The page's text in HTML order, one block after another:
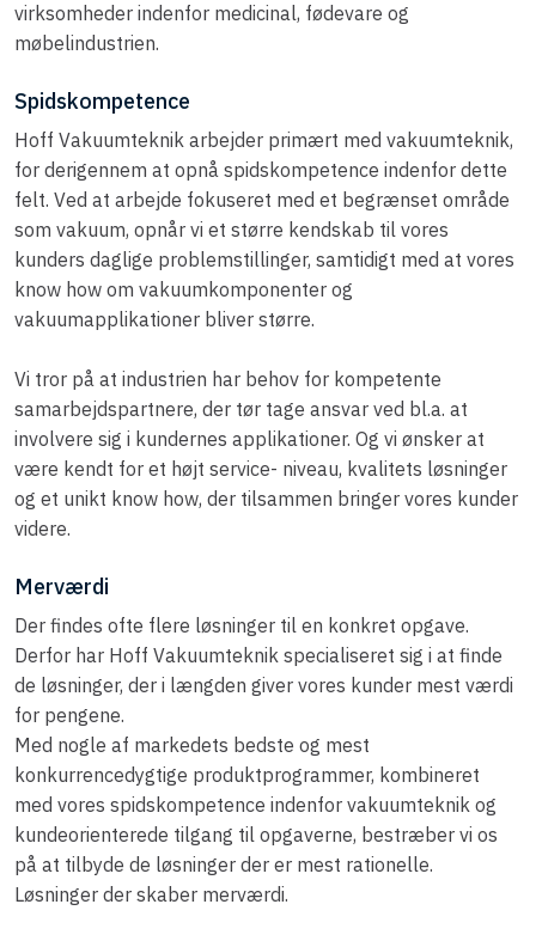
virksomheder indenfor medicinal, fødevare og
møbelindustrien.​
Spidskompetence
Hoff Vakuumteknik arbejder primært med vakuumteknik,
for derigennem at opnå spidskompetence indenfor dette
felt. Ved at arbejde fokuseret med et begrænset område
som vakuum, opnår vi et større kendskab til vores
kunders daglige problemstillinger, samtidigt med at vores
know how om vakuumkomponenter og
vakuumapplikationer bliver større.
Vi tror på at industrien har behov for kompetente
samarbejdspartnere, der tør tage ansvar ved bl.a. at
involvere sig i kundernes applikationer. Og vi ønsker at
være kendt for et højt service- niveau, kvalitets løsninger
og et unikt know how, der tilsammen bringer vores kunder
videre.​
Merværdi
Der findes ofte flere løsninger til en konkret opgave.
Derfor har Hoff Vakuumteknik specialiseret sig i at finde
de løsninger, der i længden giver vores kunder mest værdi
for pengene.
Med nogle af markedets bedste og mest
konkurrencedygtige produktprogrammer, kombineret
med vores spidskompetence indenfor vakuumteknik og
kundeorienterede tilgang til opgaverne, bestræber vi os
på at tilbyde de løsninger der er mest rationelle.
Løsninger der skaber merværdi.​